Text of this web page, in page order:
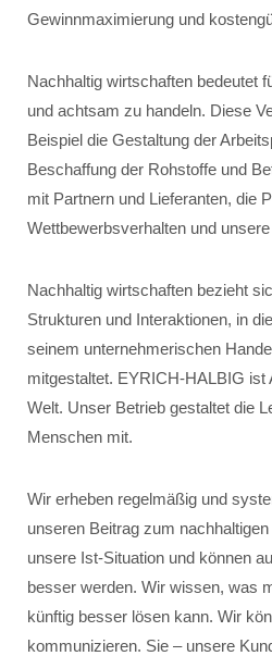
Gewinnmaximierung und
Nachhaltig wirtschaften bedeutet
und achtsam zu handeln. Diese
Beispiel die Gestaltung der
Beschaffung der Rohstoffe und
mit Partnern und Lieferanten, die
Wettbewerbsverhalten und
Nachhaltig wirtschaften bezieht
Strukturen und Interaktionen, in
seinem unternehmerischen
mitgestaltet. EYRICH-HALBIG ist
Welt. Unser Betrieb gestaltet die
Menschen mit.
Wir erheben regelmäßig und
unseren Beitrag zum
unsere Ist-Situation und können
besser werden. Wir wissen, was
künftig besser lösen kann. Wir
kommunizieren. Sie – unsere